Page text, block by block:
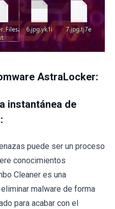
AstraLocker:
instantánea de
puede ser un proceso
conocimientos
Cleaner es una
malware de forma
para acabar con el